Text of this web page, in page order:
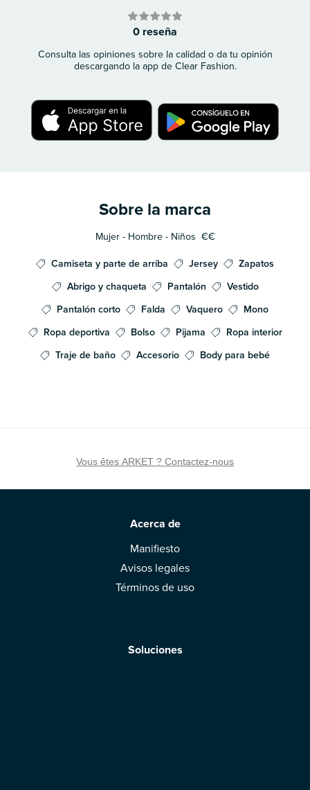
0 reseña
Consulta las opiniones sobre la calidad o da tu opinión
descargando la app de Clear Fashion.
Sobre la marca
Mujer - Hombre - Niños €€
Camiseta y parte de arriba Jersey
Zapatos
Abrigo y chaqueta
Pantalón
Vestido
Pantalón corto
Falda Vaquero
Mono
Ropa deportiva
Bolso Pijama
Ropa interior
Traje de baño
Accesorio Body para bebé
Vous êtes ARKET ? Contactez-nous
Acerca de
Manifiesto
Avisos legales
Términos de uso
Soluciones